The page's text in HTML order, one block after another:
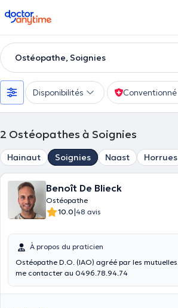
doctoranytime
Ostéopathe, Soignies
Disponibilités Conventionné
2 Ostéopathes à Soignies
Hainaut Soignies Naast Horrues
Benoît De Blieck
Ostéopathe
10.0|48 avis
À propos du praticien
Ostéopathe D.O. (IAO) agréé par les mutuelles. Pour une urgence
me contacter au 0496.78.94.74